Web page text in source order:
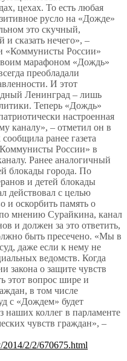
цехах. То есть любая
русло на «Дожде»
это скучный,
сказать нечего», –
«Коммунисты России»
марафоном «Дождь»
преобладали
И этот
Ленинград – лишь
Теперь «Дождь»
настроенная
каналу», – отметил он в
ранее газета
России» в
Ранее аналогичный
блокады города. По
и детей блокады
действовал с целью
и оскорбить память о
мнению Сурайкина, канал
и должен за это ответить,
быть пресечено. «Мы в
даже если к нему не
ведомств. Когда
закона о защите чувств
этот вопрос шире и
в том числе
с «Дождем» будет
наших коллег в парламенте
чувств граждан», –
2/2/670675.html